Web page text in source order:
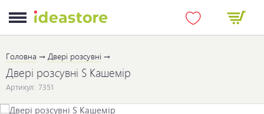
Головна Двері розсувні
Двері розсувні S Кашемір
Артикул: 7351